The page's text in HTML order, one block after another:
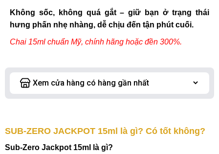
Không sốc, không quá gắt – giữ bạn ở trạng thái
hưng phấn nhẹ nhàng, dễ chịu đến tận phút cuối.
Chai 15ml chuẩn Mỹ, chính hãng hoặc đền 300%.
SUB-ZERO JACKPOT 15ml là gì? Có tốt không?
Sub-Zero Jackpot 15ml là gì?